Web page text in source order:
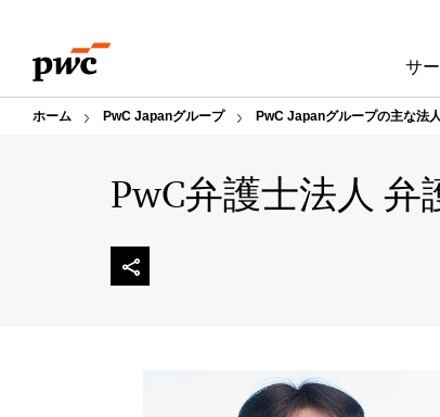
content
footer
サ
ホーム PwC Japanグループ PwC Japanグループの主な法人
PwC弁護士法人 弁